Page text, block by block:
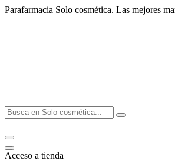
Parafarmacia Solo cosmética. Las mejores
Acceso a tienda